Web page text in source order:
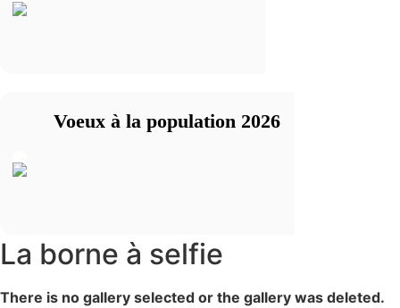
Voeux à la population 2026
La borne à selfie
There is no gallery selected or the gallery was deleted.